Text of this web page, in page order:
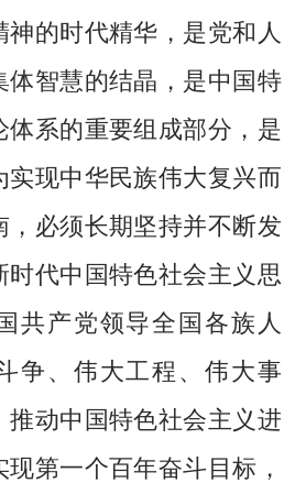
的时代精华，是党和人
体智慧的结晶，是中国特
系的重要组成部分，是
现中华民族伟大复兴而
必须长期坚持并不断发
时代中国特色社会主义思
共产党领导全国各族人
争、伟大工程、伟大事
推动中国特色社会主义进
第一个百年奋斗目标，